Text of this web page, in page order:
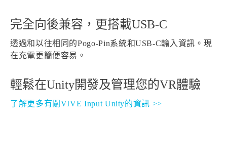
完全向後兼容，更搭載USB-C
透過和以往相同的Pogo-Pin系統和USB-C輸入資訊。現
在充電更簡便容易。
輕鬆在Unity開發及管理您的VR體驗
了解更多有關VIVE Input Unity的資訊 >>